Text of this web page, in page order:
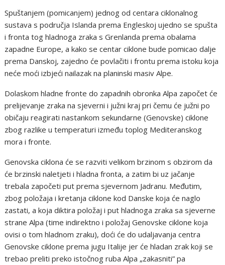
Spuštanjem (pomicanjem) jednog od centara ciklonalnog
sustava s područja Islanda prema Engleskoj ujedno se spušta
i fronta tog hladnoga zraka s Grenlanda prema obalama
zapadne Europe, a kako se centar ciklone bude pomicao dalje
prema Danskoj, zajedno će povlačiti i frontu prema istoku koja
neće moći izbjeći nailazak na planinski masiv Alpe.
Dolaskom hladne fronte do zapadnih obronka Alpa započet će
prelijevanje zraka na sjeverni i južni kraj pri čemu će južni po
običaju reagirati nastankom sekundarne (Genovske) ciklone
zbog razlike u temperaturi između toplog Mediteranskog
mora i fronte.
Genovska ciklona će se razviti velikom brzinom s obzirom da
će brzinski naletjeti i hladna fronta, a zatim bi uz jačanje
trebala započeti put prema sjevernom Jadranu. Međutim,
zbog položaja i kretanja ciklone kod Danske koja će naglo
zastati, a koja diktira položaj i put hladnoga zraka sa sjeverne
strane Alpa (time indirektno i položaj Genovske ciklone koja
ovisi o tom hladnom zraku), doći će do udaljavanja centra
Genovske ciklone prema jugu Italije jer će hladan zrak koji se
trebao preliti preko istočnog ruba Alpa „zakasniti” pa